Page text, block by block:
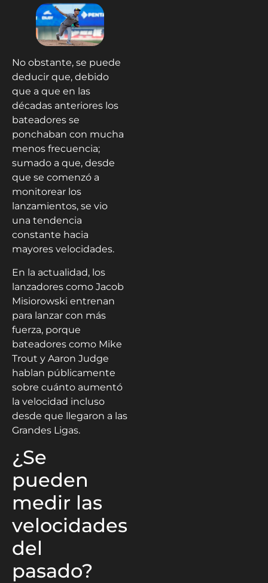
No obstante, se puede
deducir que, debido
que a que en las
décadas anteriores los
bateadores se
ponchaban con mucha
menos frecuencia;
sumado a que, desde
que se comenzó a
monitorear los
lanzamientos, se vio
una tendencia
constante hacia
mayores velocidades.
En la actualidad, los
lanzadores como Jacob
Misiorowski entrenan
para lanzar con más
fuerza, porque
bateadores como Mike
Trout y Aaron Judge
hablan públicamente
sobre cuánto aumentó
la velocidad incluso
desde que llegaron a las
Grandes Ligas.
¿Se
pueden
medir las
velocidades
del
pasado?